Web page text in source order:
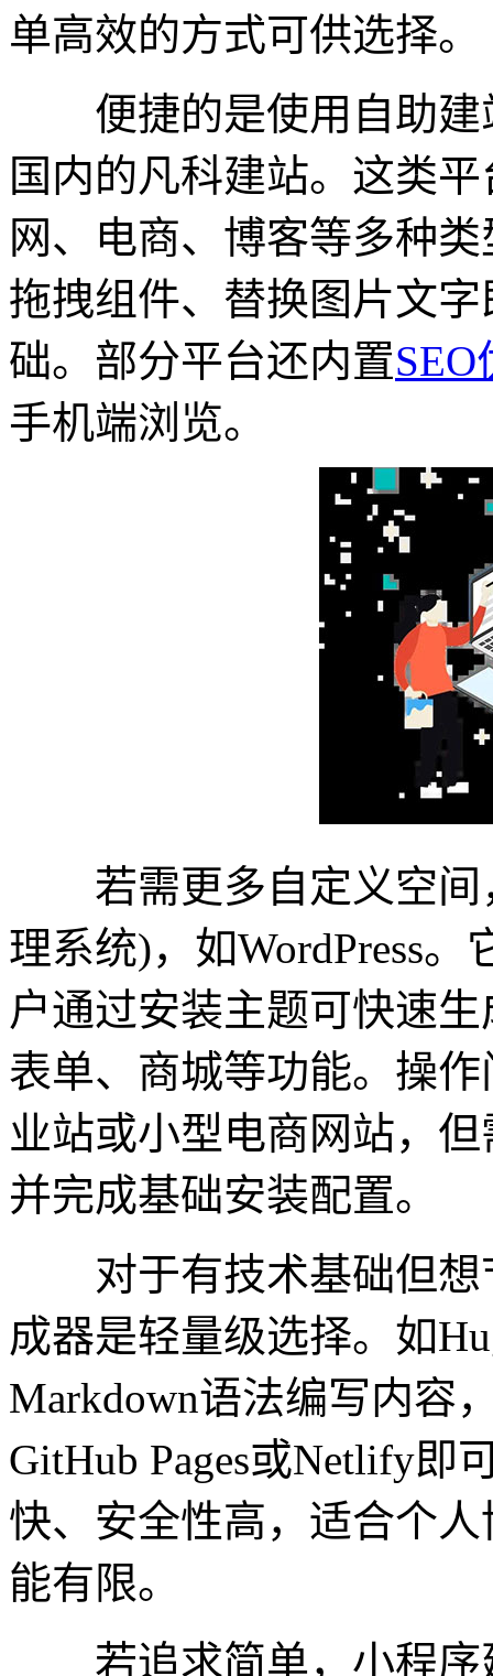
单高效的方式可供选择。
便捷的是使用自助建站
国内的凡科建站。这类
网、电商、博客等多种
拖拽组件、替换图片文
础。部分平台还内置SEO
手机端浏览。
若需更多自定义空间
理系统)，如WordPress
户通过安装主题可快速
表单、商城等功能。操
业站或小型电商网站，
并完成基础安装配置。
对于有技术基础但想
成器是轻量级选择。如
Markdown语法编写内容
GitHub Pages或Netlify即
快、安全性高，适合个
能有限。
若追求简单，小程序